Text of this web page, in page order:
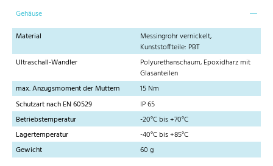
Gehäuse
Material
Messingrohr vernickelt,
Kunststoffteile: PBT
Ultraschall-Wandler
Polyurethanschaum, Epoxidharz mit
Glasanteilen
max. Anzugsmoment der Muttern
15 Nm
Schutzart nach EN 60529
IP 65
Betriebstemperatur
-20°C bis +70°C
Lagertemperatur
-40°C bis +85°C
Gewicht
60 g